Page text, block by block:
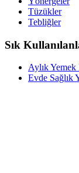
Tüzükler
Tebliğler
Sık
Aylık Yemek
Evde Sağlık